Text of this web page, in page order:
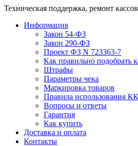
Техническая поддержка, ремонт
Информация
Закон 54-ФЗ
Закон 290-ФЗ
Проект ФЗ N 723363-7
Как правильно подобрать
Штрафы
Параметры чека
Маркировка товаров
Правила использования
Вопросы и ответы
Гарантия
Как купить
Доставка и оплата
Контакты